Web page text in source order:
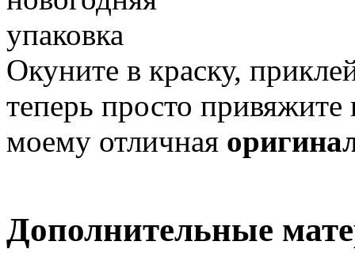
Окуните в краску,
теперь просто
моему отличная
Дополнительные